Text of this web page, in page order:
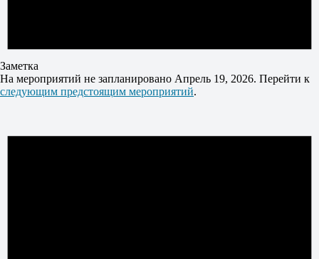
Заметка
На мероприятий не запланировано Апрель 19, 2026. Перейти к
следующим предстоящим мероприятий.